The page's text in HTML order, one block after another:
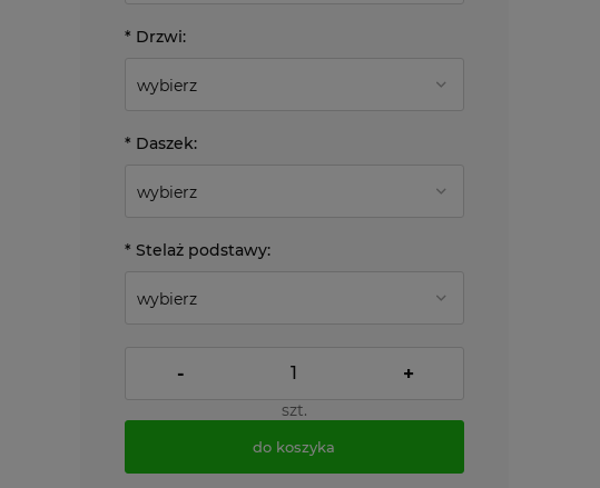
* Drzwi:
* Daszek:
* Stelaż podstawy:
- +
szt.
do koszyka